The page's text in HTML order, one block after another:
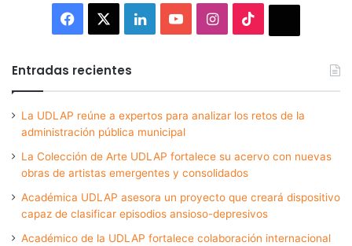
Facebook LinkedInYouTubeInstagram
Entradas recientes
La UDLAP reúne a expertos para analizar los retos de la
administración pública municipal
La Colección de Arte UDLAP fortalece su acervo con nuevas
obras de artistas emergentes y consolidados
Académica UDLAP asesora un proyecto que creará dispositivo
capaz de clasificar episodios ansioso-depresivos
Académico de la UDLAP fortalece colaboración internacional